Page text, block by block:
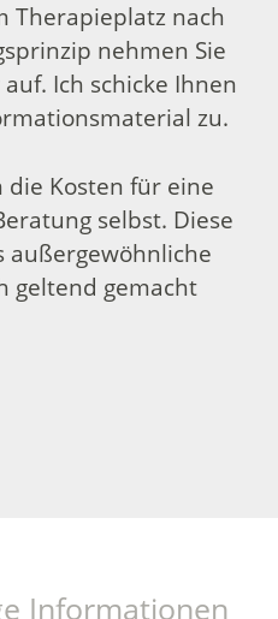
Therapieplatz nach
nehmen Sie
Ich schicke Ihnen
zu.
die Kosten für eine
selbst. Diese
außergewöhnliche
geltend gemacht
Informationen